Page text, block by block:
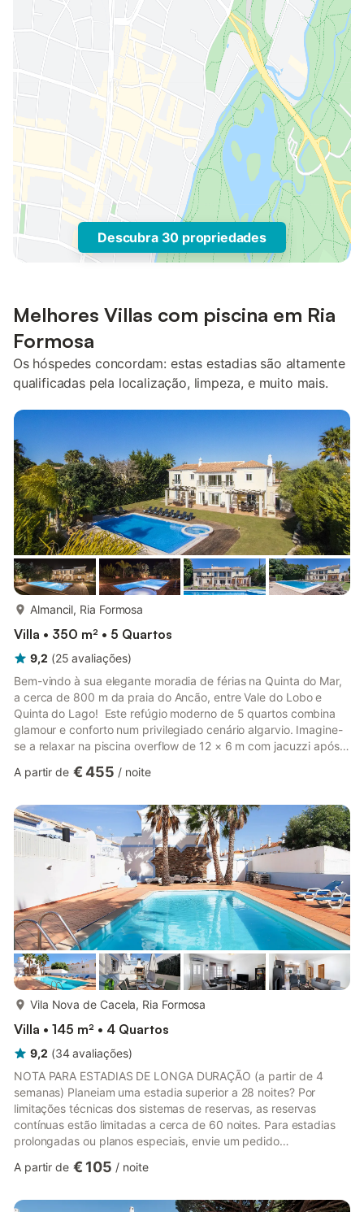
Descubra 30 propriedades
Melhores Villas com piscina em Ria
Formosa
Os hóspedes concordam: estas estadias são altamente
qualificadas pela localização, limpeza, e muito mais.
Almancil, Ria Formosa
Villa • 350 m² • 5 Quartos
9,2 (25 avaliações)
Bem-vindo à sua elegante moradia de férias na Quinta do Mar,
a cerca de 800 m da praia do Ancão, entre Vale do Lobo e
Quinta do Lago! ​ Este refúgio moderno de 5 quartos combina
glamour e conforto num privilegiado cenário algarvio. Imagine-
se a relaxar na piscina overflow de 12 × 6 m com jacuzzi após
para 10 pessoas sob as estrelas ou a saborear coquetéis ao pôr
espaço. ​ No interior, encontra cinco amplos quartos em suíte
com ar condicionado distribuídos por dois pisos. ...
A partir de € 455 / noite
Vila Nova de Cacela, Ria Formosa
Villa • 145 m² • 4 Quartos
9,2 (34 avaliações)
NOTA PARA ESTADIAS DE LONGA DURAÇÃO (a partir de 4
semanas) Planeiam uma estadia superior a 28 noites? Por
limitações técnicas dos sistemas de reservas, as reservas
contínuas estão limitadas a cerca de 60 noites. Para estadias
prolongadas ou planos especiais, envie um pedido
pretendidas e a duração da estadia. Receberão uma proposta
________________________________________________ A "Residência Ideal
A partir de € 105 / noite